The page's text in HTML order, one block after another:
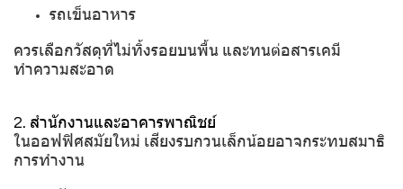
รถเข็นอาหาร
ควรเลือกวัสดุที่ไม่ทิ้งรอยบนพื้น และทนต่อสารเคมี
ทำความสะอาด
2. สำนักงานและอาคารพาณิชย์
ในออฟฟิศสมัยใหม่ เสียงรบกวนเล็กน้อยอาจกระทบสมาธิ
การทำงาน